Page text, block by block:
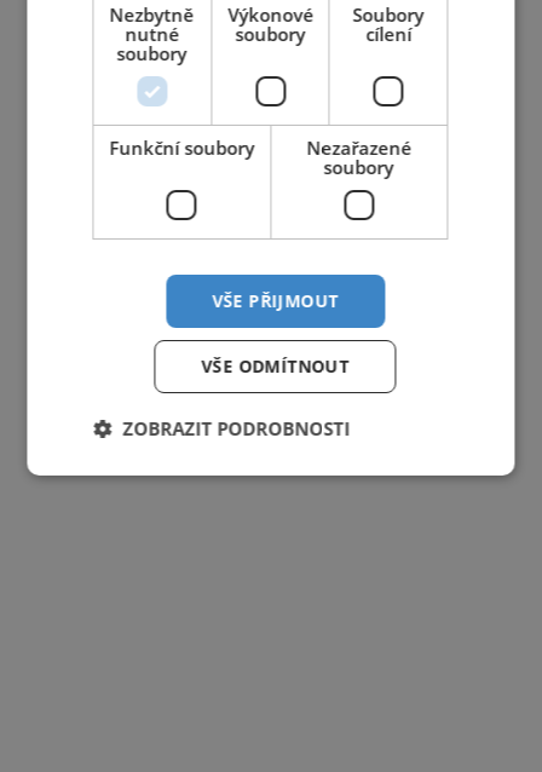
Nezbytně
nutné
soubory
Výkonové
soubory
Soubory
cílení
Funkční soubory
Nezařazené
soubory
VŠE PŘIJMOUT
VŠE ODMÍTNOUT
ZOBRAZIT PODROBNOSTI